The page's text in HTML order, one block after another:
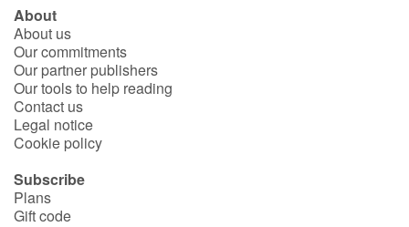
About
About us
Our commitments
Our partner publishers
Our tools to help reading
Contact us
Legal notice
Cookie policy
Subscribe
Plans
Gift code